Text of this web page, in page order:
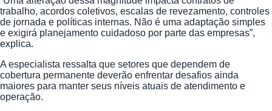
trabalho, acordos coletivos, escalas de revezamento, controles
de jornada e políticas internas. Não é uma adaptação simples
e exigirá planejamento cuidadoso por parte das empresas”,
explica.
A especialista ressalta que setores que dependem de
cobertura permanente deverão enfrentar desafios ainda
maiores para manter seus níveis atuais de atendimento e
operação.